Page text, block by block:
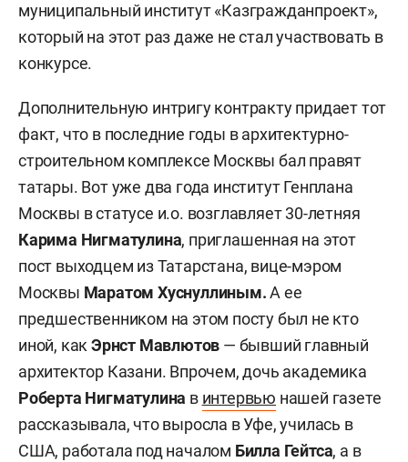
муниципальный институт «Казгражданпроект»,
который на этот раз даже не стал участвовать в
конкурсе.
Дополнительную интригу контракту придает тот
факт, что в последние годы в архитектурно-
строительном комплексе Москвы бал правят
татары. Вот уже два года институт Генплана
Москвы в статусе и.о. возглавляет 30-летняя
Карима Нигматулина, приглашенная на этот
пост выходцем из Татарстана, вице-мэром
Москвы Маратом Хуснуллиным.А ее
предшественником на этом посту был не кто
иной, какЭрнст Мавлютов — бывший главный
архитектор Казани. Впрочем, дочь академика
Роберта Нигматулина в интервью нашей газете
рассказывала, что выросла в Уфе, училась в
США, работала под началом Билла Гейтса, а в